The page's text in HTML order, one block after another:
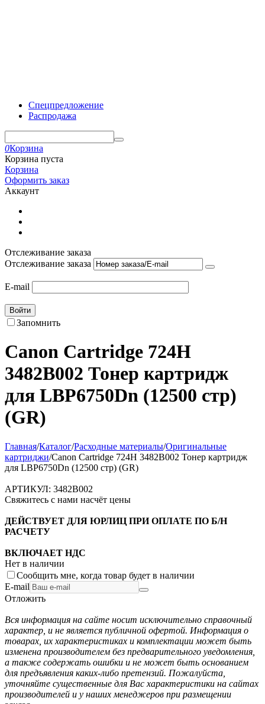
Спецпредложение
Распродажа
0Корзина
Корзина пуста
Корзина
Оформить заказ
Аккаунт
Отслеживание заказа
Отслеживание заказа
E-mail
Войти
Запомнить
Canon Cartridge 724H
3482B002 Тонер картридж
для LBP6750Dn (12500 стр)
(GR)
Главная/Каталог/Расходные материалы/Оригинальные
картриджи/Canon Cartridge 724H 3482B002 Тонер картридж
для LBP6750Dn (12500 стр) (GR)
АРТИКУЛ: 3482B002
Свяжитесь с нами насчёт цены
ДЕЙСТВУЕТ ДЛЯ ЮРЛИЦ ПРИ ОПЛАТЕ ПО Б/Н
РАСЧЕТУ
ВКЛЮЧАЕТ НДС
Нет в наличии
Сообщить мне, когда товар будет в наличии
E-mail
Отложить
Вся информация на сайте носит исключительно справочный
характер, и не является публичной офертой. Информация о
товарах, их характеристиках и комплектации может быть
изменена производителем без предварительного уведомления,
а также содержать ошибки и не может быть основанием
для предъявления каких-либо претензий. Пожалуйста,
уточняйте существенные для Вас характеристики на сайтах
производителей и у наших менеджеров при размещении